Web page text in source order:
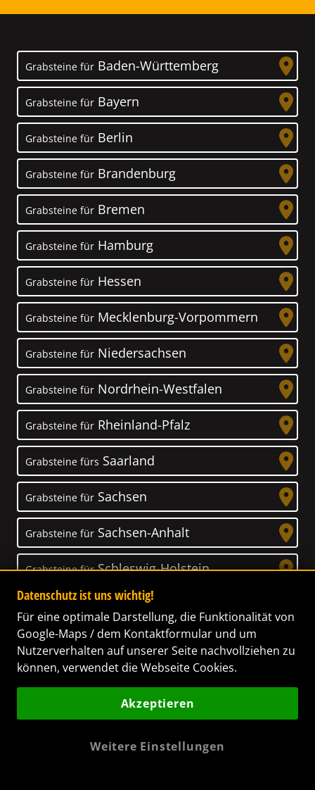
Grabsteine für Baden-Württemberg
Grabsteine für Bayern
Grabsteine für Berlin
Grabsteine für Brandenburg
Grabsteine für Bremen
Grabsteine für Hamburg
Grabsteine für Hessen
Grabsteine für Mecklenburg-Vorpommern
Grabsteine für Niedersachsen
Grabsteine für Nordrhein-Westfalen
Grabsteine für Rheinland-Pfalz
Grabsteine fürs Saarland
Grabsteine für Sachsen
Grabsteine für Sachsen-Anhalt
Grabsteine fürSchleswig-Holstein
Thüringen
es uns zur Aufgabe gemacht, Ihnen dabei zu
Datenschutz ist uns wichtig!
Für eine optimale Darstellung, die Funktionalität von
Google-Maps / dem Kontaktformular und um
Nutzerverhalten auf unserer Seite nachvollziehen zu
können, verwendet die Webseite Cookies.
Akzeptieren
Weitere Einstellungen